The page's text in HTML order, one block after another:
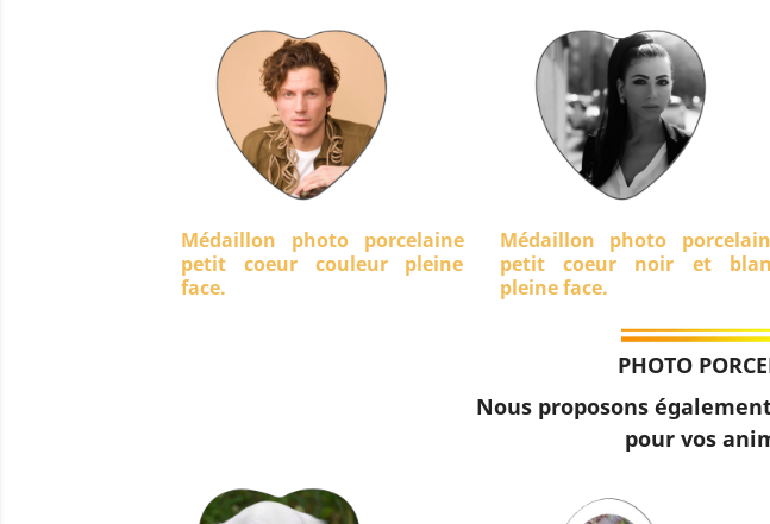
Médaillon photo porcelaine
petit coeur couleur pleine
face.
Médaillon photo
petit coeur noir et
pleine face.
PHOTO
Nous proposons
pour vos